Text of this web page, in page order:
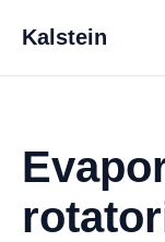
Kalstein